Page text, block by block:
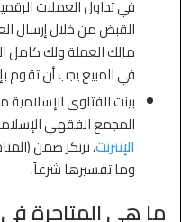
في تداول العملات
القبض من خلال إرسال
مالك العملة ولك كامل
في المبيع يجب أن تقوم
بينت الفتاوى
المجمع الفقهي
الإنترنت، ترتكز ضمن
وما تفسيرها شرعاً.
ما هي المتاجرة